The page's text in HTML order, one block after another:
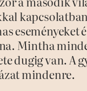
Mintha
dugig van. A
mindenre.